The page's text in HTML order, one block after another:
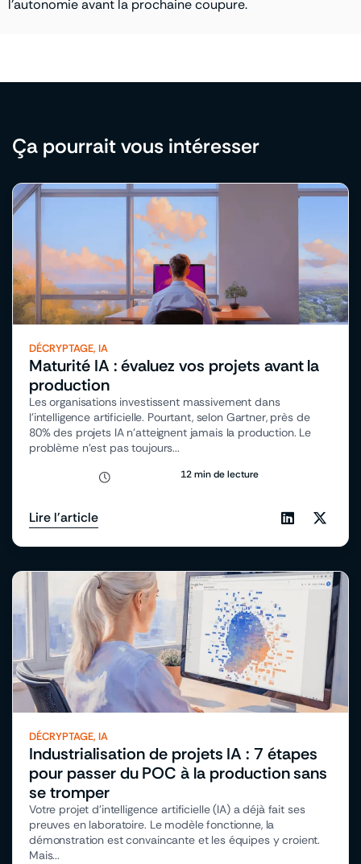
l’autonomie avant la prochaine coupure.
Ça pourrait vous intéresser​
DÉCRYPTAGE,IA
Maturité IA : évaluez vos projets avant la
production
Les organisations investissent massivement dans
l’intelligence artificielle. Pourtant, selon Gartner, près de
80% des projets IA n’atteignent jamais la production. Le
problème n’est pas toujours...
12 min de lecture
Lire l'article
DÉCRYPTAGE,IA
Industrialisation de projets IA : 7 étapes
pour passer du POC à la production sans
se tromper
Votre projet d’intelligence artificielle (IA) a déjà fait ses
preuves en laboratoire. Le modèle fonctionne, la
démonstration est convaincante et les équipes y croient.
Mais...